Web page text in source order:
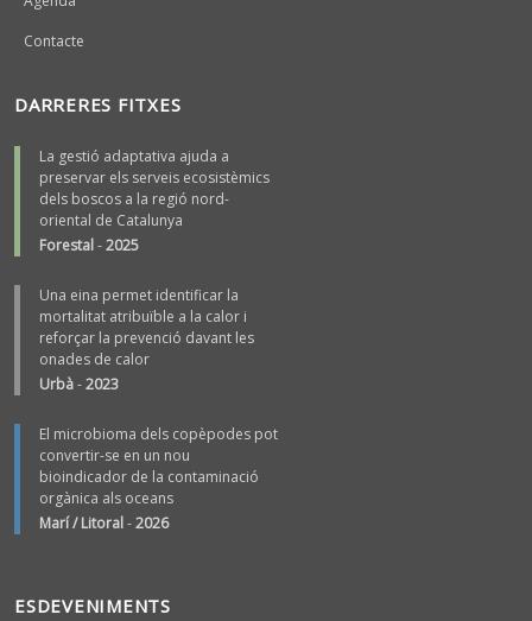
Contacte
DARRERES FITXES
La gestió adaptativa ajuda a
preservar els serveis ecosistèmics
dels boscos a la regió nord-
oriental de Catalunya
Forestal-2025
Una eina permet identificar la
mortalitat atribuïble a la calor i
reforçar la prevenció davant les
onades de calor
Urbà-2023
El microbioma dels copèpodes pot
convertir-se en un nou
bioindicador de la contaminació
orgànica als oceans
Marí / Litoral-2026
ESDEVENIMENTS